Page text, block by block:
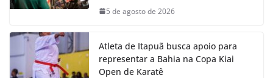
5 de agosto de 2026
Atleta de Itapuã busca apoio para
representar a Bahia na Copa Kiai
Open de Karatê